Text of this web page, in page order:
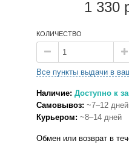
1 330
КОЛИЧЕСТВО
Все пункты выдачи в
Наличие: Доступно к
Самовывоз: ~7–12 дней
Курьером: ~8–14 дней
Обмен или возврат в